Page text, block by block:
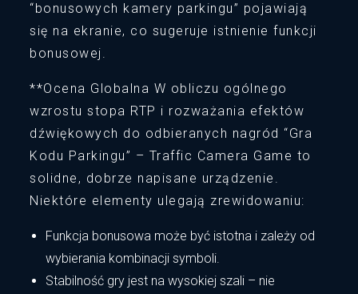
“bonusowych kamery parkingu” pojawiają
się na ekranie, co sugeruje istnienie funkcji
bonusowej.
**Ocena Globalna W obliczu ogólnego
wzrostu stopa RTP i rozważania efektów
dźwiękowych do odbieranych nagród “Gra
Kodu Parkingu” – Traffic Camera Game to
solidne, dobrze napisane urządzenie.
Niektóre elementy ulegają zrewidowaniu:
Funkcja bonusowa może być istotna i zależy od
wybierania kombinacji symboli.
Stabilność gry jest na wysokiej szali – nie